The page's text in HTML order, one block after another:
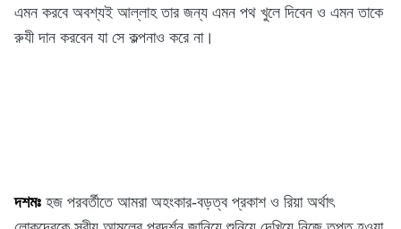
এমন করবে অবশ্যই আল্লাহ তার জন্য এমন পথ খুলে দিবেন ও এমন তাকে
রুযী দান করবেন যা সে কল্পনাও করে না।
দশমঃ হজ পরবর্তীতে আমরা অহংকার-বড়ত্ব প্রকাশ ও রিয়া অর্থাৎ